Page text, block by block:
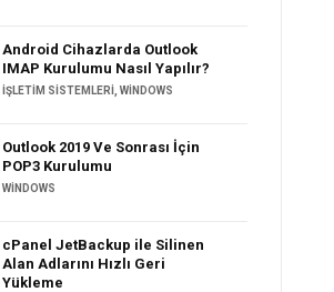
Android Cihazlarda Outlook
IMAP Kurulumu Nasıl Yapılır?
İŞLETIM SISTEMLERI ,WINDOWS
Outlook 2019 Ve Sonrası İçin
POP3 Kurulumu
WINDOWS
cPanel JetBackup ile Silinen
Alan Adlarını Hızlı Geri
Yükleme